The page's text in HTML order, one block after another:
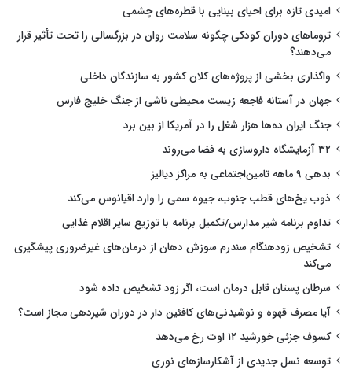
امیدی تازه برای احیای بینایی با قطره‌های چشمی
تروماهای دوران کودکی چگونه سلامت روان در بزرگسالی را تحت تأثیر قرار
می‌دهند؟
واگذاری بخشی از پروژه‌های کلان کشور به سازندگان داخلی
جهان در آستانه فاجعه زیست محیطی ناشی از جنگ خلیج فارس
جنگ ایران ده‌ها هزار شغل را در آمریکا از بین برد
۳۲ آزمایشگاه داروسازی به فضا می‌روند
بدهی ۹ ماهه تامین‌اجتماعی به مراکز دیالیز
ذوب یخ‌های قطب جنوب، جیوه سمی را وارد اقیانوس می‌کند
تداوم برنامه شیر مدارس/تکمیل برنامه با توزیع سایر اقلام غذایی
تشخیص زودهنگام سندرم سوزش دهان از درمان‌های غیرضروری پیشگیری
می‌کند
سرطان پستان قابل درمان است، اگر زود تشخیص داده شود
آیا مصرف قهوه و نوشیدنی‌های کافئین دار در دوران شیردهی مجاز است؟
کسوف جزئی خورشید ۱۲ اوت رخ می‌دهد
توسعه نسل جدیدی از آشکارسازهای نوری